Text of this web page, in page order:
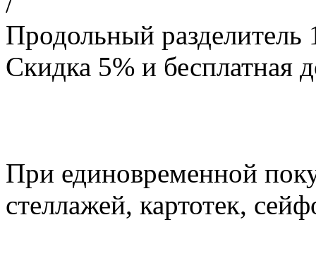
Продольный разделитель
Скидка 5% и бесплатная
При единовременной
стеллажей, картотек,